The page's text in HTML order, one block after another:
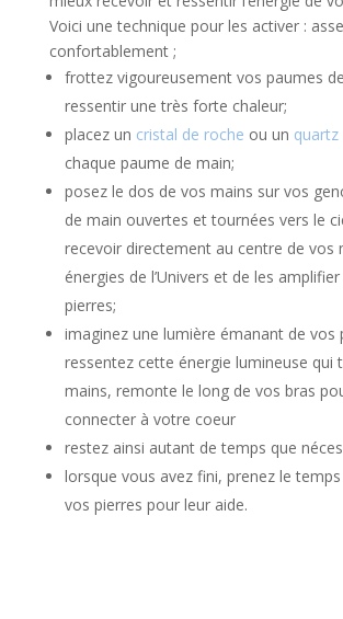
Voici une technique pour les activer :
confortablement ;
frottez vigoureusement vos paumes
ressentir une très forte chaleur;
placez un cristal de roche ou un quartz
chaque paume de main;
posez le dos de vos mains sur vos
de main ouvertes et tournées vers le
recevoir directement au centre de vos
énergies de l’Univers et de les
pierres;
imaginez une lumière émanant de vos
ressentez cette énergie lumineuse qui
mains, remonte le long de vos bras
connecter à votre coeur
restez ainsi autant de temps que
lorsque vous avez fini, prenez le
vos pierres pour leur aide.